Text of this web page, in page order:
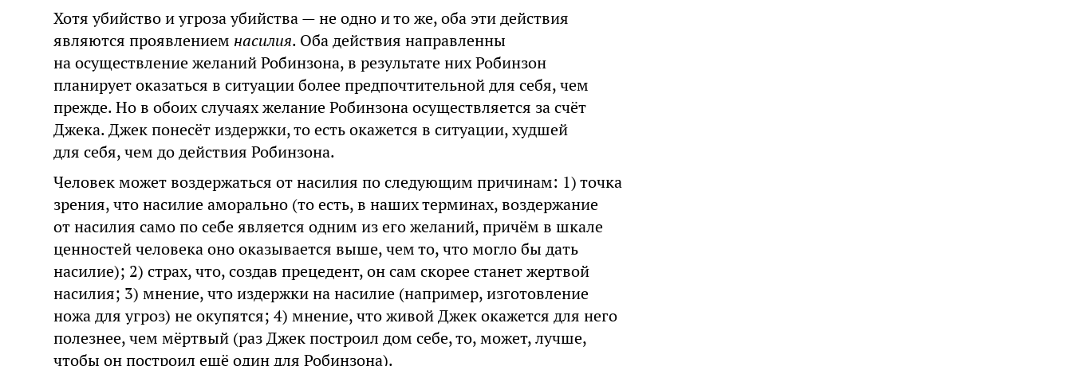
Хотя убийство и угроза убийства — не одно и то же, оба эти действия
являются проявлением насилия. Оба действия направленны
на осуществление желаний Робинзона, в результате них Робинзон
планирует оказаться в ситуации более предпочтительной для себя, чем
прежде. Но в обоих случаях желание Робинзона осуществляется за счёт
Джека. Джек понесёт издержки, то есть окажется в ситуации, худшей
для себя, чем до действия Робинзона.
Человек может воздержаться от насилия по следующим причинам: 1) точка
зрения, что насилие аморально (то есть, в наших терминах, воздержание
от насилия само по себе является одним из его желаний, причём в шкале
ценностей человека оно оказывается выше, чем то, что могло бы дать
насилие); 2) страх, что, создав прецедент, он сам скорее станет жертвой
насилия; 3) мнение, что издержки на насилие (например, изготовление
ножа для угроз) не окупятся; 4) мнение, что живой Джек окажется для него
полезнее, чем мёртвый (раз Джек построил дом себе, то, может, лучше,
чтобы он построил ещё один для Робинзона).